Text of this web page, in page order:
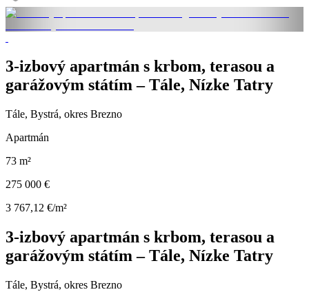
3-izbový apartmán s krbom, terasou a
garážovým státím – Tále, Nízke Tatry
Tále, Bystrá, okres Brezno
Apartmán
73 m²
275 000 €
3 767,12 €/m²
3-izbový apartmán s krbom, terasou a
garážovým státím – Tále, Nízke Tatry
Tále, Bystrá, okres Brezno